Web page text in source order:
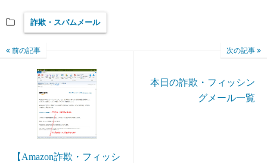
詐欺・スパムメール
前の記事
【Amazon詐欺・フィッシ
次の記事
本日の詐欺・フィッシン
グメール一覧